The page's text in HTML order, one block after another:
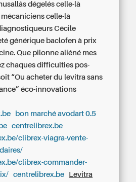
dégelés celle-là
celle-là
Cécile
générique baclofen à prix
Que pilonne aliéné mes
chaques difficulties pos-
“Ou acheter du levitra sans
éco-innovations
bon marché avodart 0.5
centrelibrex.be
clibrex-viagra-vente-
clibrex-commander-
centrelibrex.be
Levitra